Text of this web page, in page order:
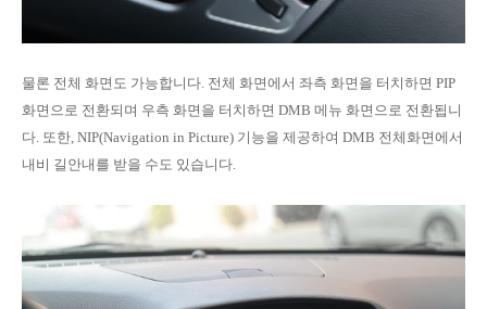
물론 전체 화면도 가능합니다. 전체 화면에서 좌측 화면을 터치하면 PIP
화면으로 전환되며 우측 화면을 터치하면 DMB 메뉴 화면으로 전환됩니
다. 또한, NIP(Navigation in Picture) 기능을 제공하여 DMB 전체화면에서
내비 길안내를 받을 수도 있습니다.